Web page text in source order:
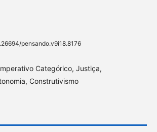
pensando.v9i18.8176
Categórico, Justiça,
Construtivismo